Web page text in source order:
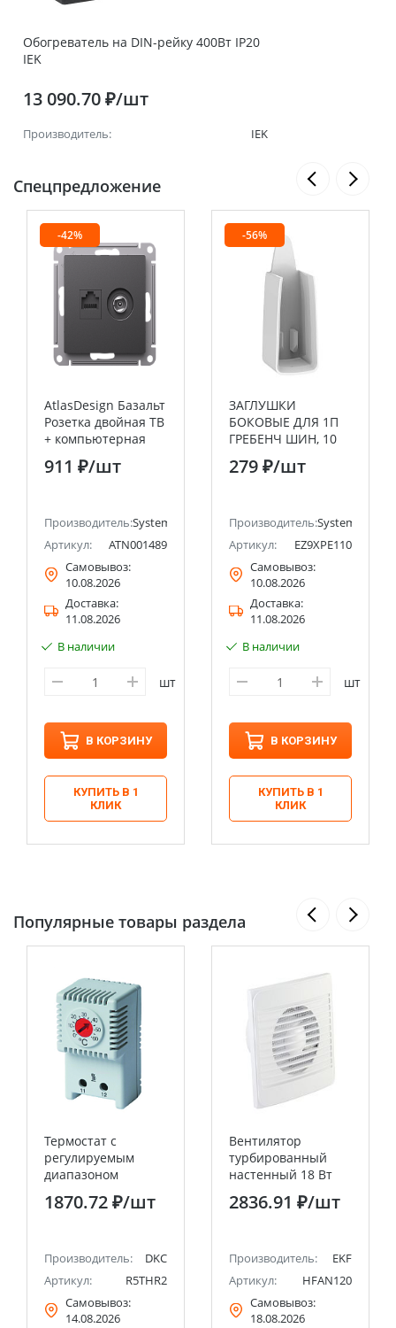
Обогреватель на DIN-рейку 400Вт IP20
IEK
13 090.70 ₽/шт
Производитель: IEK
Спецпредложение
(ранее Schneider Electric)
-42%
AtlasDesign Базальт
Розетка двойная ТВ
+ компьютерная
RJ45, кат. 5Е
Systeme Electric
911 ₽/шт
Производитель:Systeme Electric (ранее Schneider Electric)
Артикул:
ATN001489
Самовывоз:
10.08.2026
Доставка:
11.08.2026
В наличии
шт
В КОРЗИНУ
КУПИТЬ В 1
КЛИК
-56%
ЗАГЛУШКИ
БОКОВЫЕ ДЛЯ 1П
ГРЕБЕНЧ ШИН, 10
279 ₽/шт
Производитель:Systeme
Артикул:
EZ9XPE110
Самовывоз:
10.08.2026
Доставка:
11.08.2026
В наличии
шт
В КОРЗИНУ
КУПИТЬ В 1
КЛИК
Популярные товары раздела
Термостат с
регулируемым
диапазоном
температуры 0…
+60°C, NС-контакт
1870.72 ₽/шт
Производитель:
DKC
Артикул:
R5THR2
Самовывоз:
14.08.2026
Вентилятор
турбированный
настенный 18 Вт
EKF PROxima
2836.91 ₽/шт
Производитель:
EKF
Артикул:
HFAN120
Самовывоз:
18.08.2026